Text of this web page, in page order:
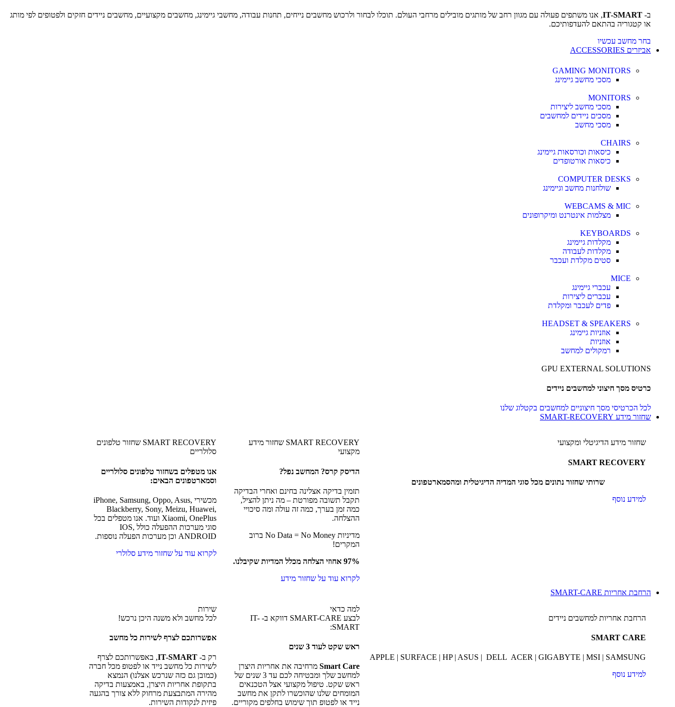
ב- IT-SMART, אנו משתפים פעולה עם מגוון רחב של מותגים מובילים מרחבי העולם. תוכלו לבחור ולרכוש מחשבים נייחים, תחנות עבודה, מחשבי גיימינג, מחשבים מקצועיים, מחשבים ניידים חזקים ולפטופים לפי מותג
או קטגוריה בהתאם להעדפותיכם.
בחר מחשב עכשיו
אביזרים ACCESSORIES
GAMING MONITORS
מסכי מחשב גיימינג
MONITORS
מסכי מחשב ליצירות
מסכים ניידים למחשבים
מסכי מחשב
CHAIRS
כיסאות וכורסאות גיימינג
כיסאות אורטופדים
COMPUTER DESKS
שולחנות מחשב וגיימינג
WEBCAMS & MIC
מצלמות אינטרנט ומיקרופונים
KEYBOARDS
מקלדות גיימינג
מקלדות לעבודה
סטים מקלדת ועכבר
MICE
עכברי גיימינג
עכברים ליצירות
פדים לעכבר ומקלדת
HEADSET & SPEAKERS
אוזניות גיימינג
אוזניות
רמקולים למחשב
GPU EXTERNAL SOLUTIONS
כרטיס מסך חיצוני למחשבים ניידים
לכל הכרטיסי מסך חיצוניים למחשבים בקטלוג שלנו
שחזור מידע SMART-RECOVERY
שחזור מידע הדיגיטלי ומקצועי
SMART RECOVERY
שרותי שחזור נתונים מכל סוגי המדיה הדיגיטלית ומהסמארטפונים
למידע נוסף
SMART RECOVERY שחזור מידע
מקצועי
הדיסק קרס? המחשב נפל?
תזמין בדיקה אצלינה בחינם ואחרי הבדיקה
תקבל תשובה מפורטת – מה ניתן להציל,
כמה זמן בערך, כמה זה עולה ומה סיכויי
ההצלחה.
מדיניות No Data = No Money ברוב
המקרים!
97% אחוזי הצלחה מכלל המדיות שקיבלנו.
לקרוא עוד על שחזור מידע
SMART RECOVERY שחזור טלפונים
סלולריים
אנו מטפלים בשחזור טלפונים סלולריים
וסמארטפונים הבאים:
מכשירי iPhone, Samsung, Oppo, Asus,
Blackberry, Sony, Meizu, Huawei,
Xiaomi, OnePlus ועוד. אנו מטפלים בכל
סוגי מערכות ההפעלה כולל IOS,
ANDROID וכן מערכות הפעלה נוספות.
לקרוא עוד על שחזור מידע סלולרי
הרחבת אחריות SMART-CARE
הרחבת אחריות למחשבים ניידים
SMART CARE
APPLE | SURFACE | HP | ASUS | DELL ACER | GIGABYTE | MSI | SAMSUNG
למידע נוסף
למה כדאי
לבצע SMART-CARE דווקא ב- IT-
SMART:
ראש שקט לעוד 3 שנים
Smart Care מרחיבה את אחריות היצרן
למחשב שלך ומבטיחה לכם עד 3 שנים של
ראש שקט. טיפול מקצועי אצל הטכנאים
המומחים שלנו שהוכשרו לתקן את מחשב
נייד או לפטופ תוך שימוש בחלפים מקוריים.
שירות
לכל מחשב ולא משנה היכן נרכש!
אפשרותכם לצרף לשירות כל מחשב
רק ב- IT-SMART, באפשרותכם לצרף
לשירות כל מחשב נייד או לפטופ מכל חברה
(כמובן גם כזה שנרכש אצלנו) הנמצא
בתקופת אחריות היצרן, באמצעות בדיקה
מהירה המתבצעת מרחוק ללא צורך בהגעה
פיזית לנקודות השירות.